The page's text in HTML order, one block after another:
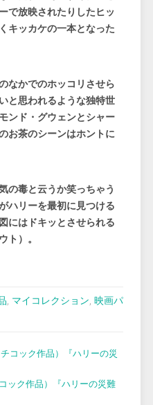
で放映されたりしたヒッ
キッカケの一本となった
なかでのホッコリさせら
と思われるような独特世
ンド・グウェンとシャー
お茶のシーンはホントに
の毒と云うか笑っちゃう
ハリーを最初に見つける
にはドキッとさせられる
ト）。
, マイコレクション, 映画パ
コック作品）『ハリーの災
ック作品）『ハリーの災難